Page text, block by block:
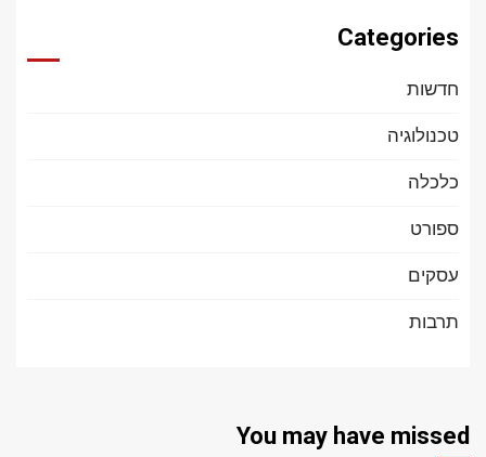
Categories
חדשות
טכנולוגיה
כלכלה
ספורט
עסקים
תרבות
You may have missed